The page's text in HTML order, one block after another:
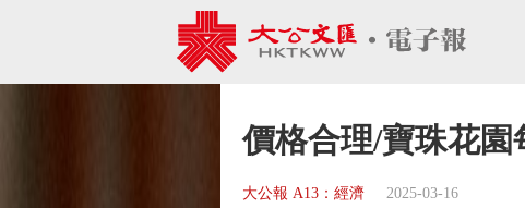
價格合理/寶珠花
大公報 A13：經濟 2025-03-16